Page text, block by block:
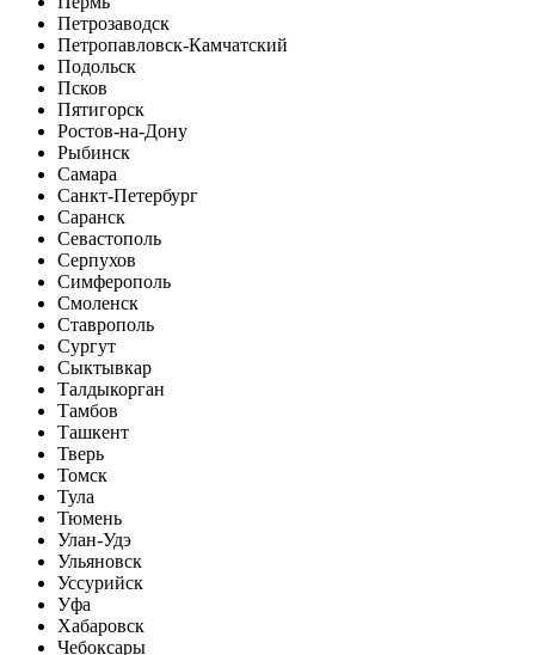
Петрозаводск
Петропавловск-Камчатский
Подольск
Псков
Пятигорск
Ростов-на-Дону
Рыбинск
Самара
Санкт-Петербург
Саранск
Севастополь
Серпухов
Симферополь
Смоленск
Ставрополь
Сургут
Сыктывкар
Талдыкорган
Тамбов
Ташкент
Тверь
Томск
Тула
Тюмень
Улан-Удэ
Ульяновск
Уссурийск
Уфа
Хабаровск
Чебоксары